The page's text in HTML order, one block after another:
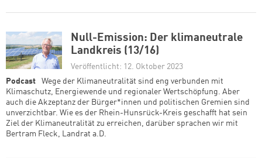
Null-Emission: Der klimaneutrale
Landkreis (13/16)
Veröffentlicht: 12. Oktober 2023
Podcast
Wege der Klimaneutralität sind eng verbunden mit
Klimaschutz, Energiewende und regionaler Wertschöpfung. Aber
auch die Akzeptanz der Bürger*innen und politischen Gremien sind
unverzichtbar. Wie es der Rhein-Hunsrück-Kreis geschafft hat sein
Ziel der Klimaneutralität zu erreichen, darüber sprachen wir mit
Bertram Fleck, Landrat a.D.